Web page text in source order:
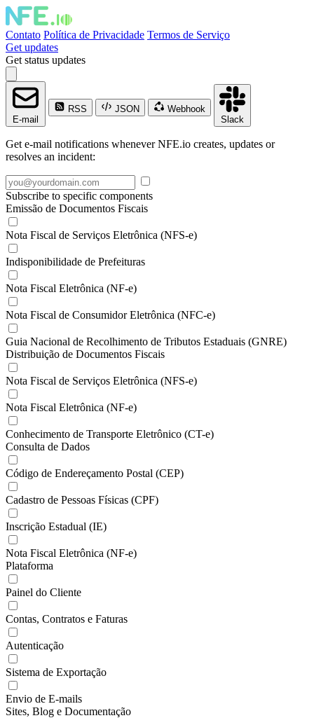
Contato Política de Privacidade Termos de Serviço
Get updates
Get status updates
E-mail
RSS JSON
Webhook
Slack
Get e-mail notifications whenever NFE.io creates, updates or
resolves an incident:
Subscribe to specific components
Emissão de Documentos Fiscais
Nota Fiscal de Serviços Eletrônica (NFS-e)
Indisponibilidade de Prefeituras
Nota Fiscal Eletrônica (NF-e)
Nota Fiscal de Consumidor Eletrônica (NFC-e)
Guia Nacional de Recolhimento de Tributos Estaduais (GNRE)
Distribuição de Documentos Fiscais
Nota Fiscal de Serviços Eletrônica (NFS-e)
Nota Fiscal Eletrônica (NF-e)
Conhecimento de Transporte Eletrônico (CT-e)
Consulta de Dados
Código de Endereçamento Postal (CEP)
Cadastro de Pessoas Físicas (CPF)
Inscrição Estadual (IE)
Nota Fiscal Eletrônica (NF-e)
Plataforma
Painel do Cliente
Contas, Contratos e Faturas
Autenticação
Sistema de Exportação
Envio de E-mails
Sites, Blog e Documentação